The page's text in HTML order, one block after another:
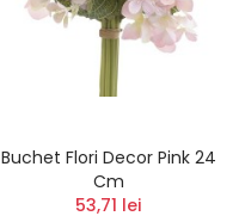
Buchet Flori Decor Pink 24
Cm
53,71 lei